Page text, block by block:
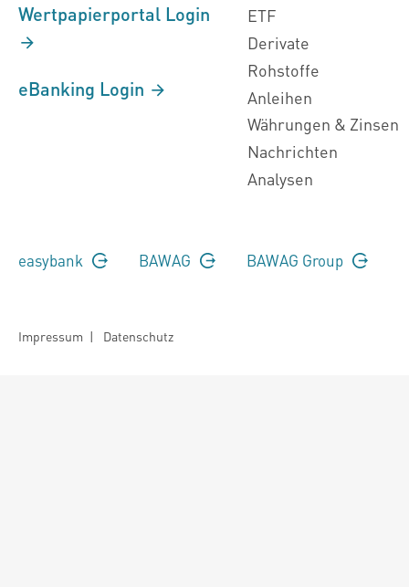
Wertpapierportal Login
eBanking Login
ETF
Derivate
Rohstoffe
Anleihen
Währungen & Zinsen
Nachrichten
Analysen
easybank BAWAG BAWAG Group
Impressum | Datenschutz